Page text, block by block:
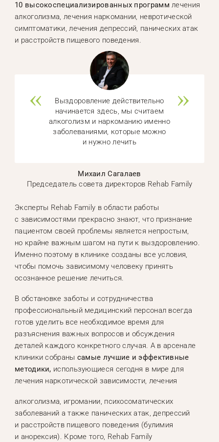
10 высокоспециализированных программлечения
алкоголизма, лечения наркомании, невротической
симптоматики, лечения депрессий, панических атак
и расстройств пищевого поведения.
Выздоровление действительно
начинается здесь, мы считаем
алкоголизм и наркоманию именно
заболеваниями, которые можно
и нужно лечить
Михаил Сагалаев
Председатель совета директоров Rehab Family
Эксперты Rehab Family в области работы
с зависимостями прекрасно знают, что признание
пациентом своей проблемы является непростым,
но крайне важным шагом на пути к выздоровлению.
Именно поэтому в клинике созданы все условия,
чтобы помочь зависимому человеку принять
осознанное решение лечиться.
В обстановке заботы и сотрудничества
профессиональный медицинский персонал всегда
готов уделить все необходимое время для
разъяснения важных вопросов и обсуждения
деталей каждого конкретного случая. А в арсенале
клиники собраны самые лучшие и эффективные
методики, использующиеся сегодня в мире для
лечения наркотической зависимости, лечения
алкоголизма, игромании, психосоматических
заболеваний а также панических атак, депрессий
и расстройств пищевого поведения (булимия
и анорексия). Кроме того, Rehab Family